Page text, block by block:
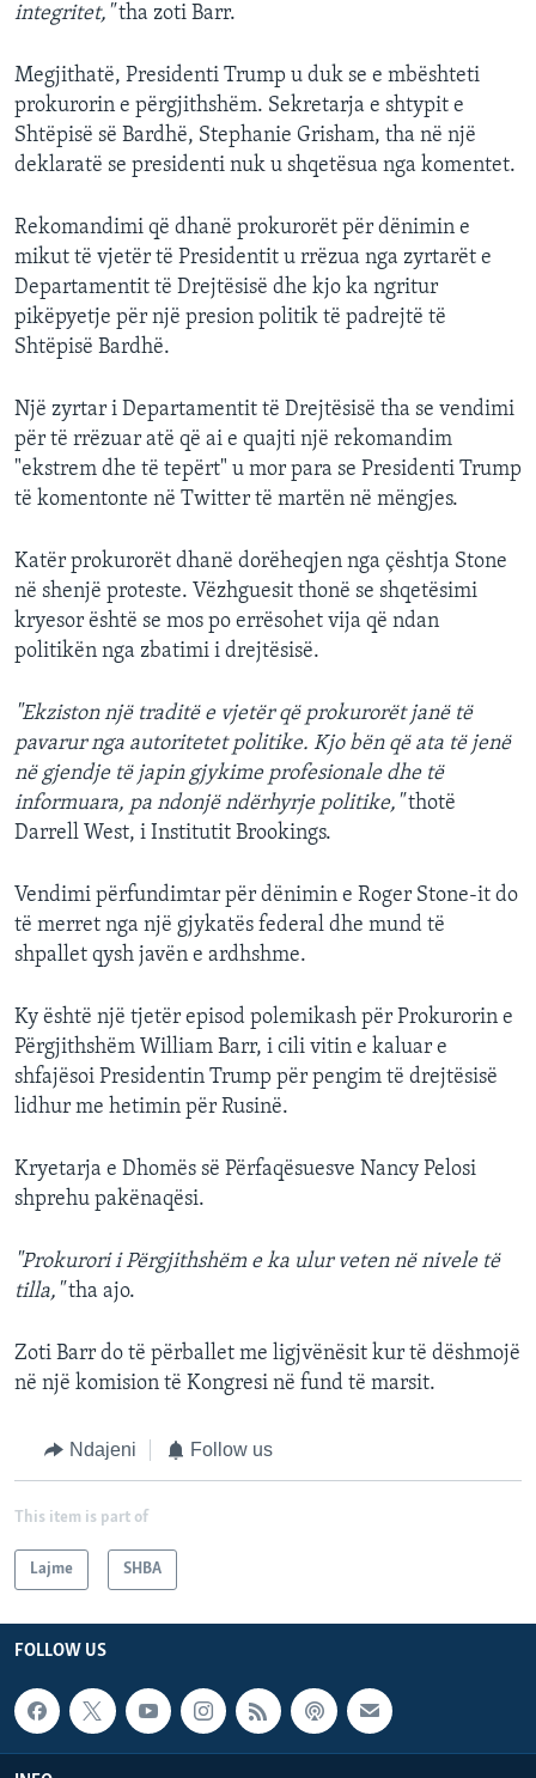
integritet,"tha zoti Barr.
Megjithatë, Presidenti Trump u duk se e mbështeti
prokurorin e përgjithshëm. Sekretarja e shtypit e
Shtëpisë së Bardhë, Stephanie Grisham, tha në një
deklaratë se presidenti nuk u shqetësua nga komentet.
Rekomandimi që dhanë prokurorët për dënimin e
mikut të vjetër të Presidentit u rrëzua nga zyrtarët e
Departamentit të Drejtësisë dhe kjo ka ngritur
pikëpyetje për një presion politik të padrejtë të
Shtëpisë Bardhë.
Një zyrtar i Departamentit të Drejtësisë tha se vendimi
për të rrëzuar atë që ai e quajti një rekomandim
"ekstrem dhe të tepërt" u mor para se Presidenti Trump
të komentonte në Twitter të martën në mëngjes.
Katër prokurorët dhanë dorëheqjen nga çështja Stone
në shenjë proteste. Vëzhguesit thonë se shqetësimi
kryesor është se mos po errësohet vija që ndan
politikën nga zbatimi i drejtësisë.
"Ekziston një traditë e vjetër që prokurorët janë të
pavarur nga autoritetet politike. Kjo bën që ata të jenë
në gjendje të japin gjykime profesionale dhe të
informuara, pa ndonjë ndërhyrje politike,"thotë
Darrell West, i Institutit Brookings.
Vendimi përfundimtar për dënimin e Roger Stone-it do
të merret nga një gjykatës federal dhe mund të
shpallet qysh javën e ardhshme.
Ky është një tjetër episod polemikash për Prokurorin e
Përgjithshëm William Barr, i cili vitin e kaluar e
shfajësoi Presidentin Trump për pengim të drejtësisë
lidhur me hetimin për Rusinë.
Kryetarja e Dhomës së Përfaqësuesve Nancy Pelosi
shprehu pakënaqësi.
"Prokurori i Përgjithshëm e ka ulur veten në nivele të
tilla,"tha ajo.
Zoti Barr do të përballet me ligjvënësit kur të dëshmojë
në një komision të Kongresi në fund të marsit.
Ndajeni Follow us
This item is part of
Lajme SHBA
FOLLOW US